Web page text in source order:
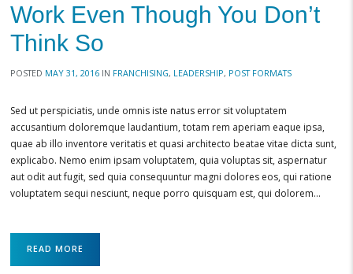
Work Even Though You Don’t
Think So
POSTED MAY 31, 2016 IN FRANCHISING, LEADERSHIP, POST FORMATS
Sed ut perspiciatis, unde omnis iste natus error sit voluptatem
accusantium doloremque laudantium, totam rem aperiam eaque ipsa,
quae ab illo inventore veritatis et quasi architecto beatae vitae dicta sunt,
explicabo. Nemo enim ipsam voluptatem, quia voluptas sit, aspernatur
aut odit aut fugit, sed quia consequuntur magni dolores eos, qui ratione
voluptatem sequi nesciunt, neque porro quisquam est, qui dolorem…
READ MORE